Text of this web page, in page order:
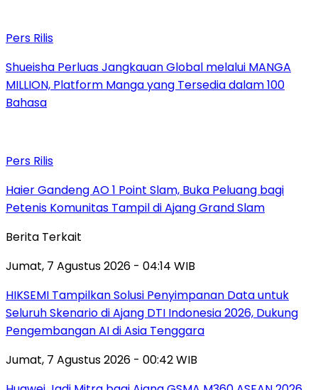
Pers Rilis
Shueisha Perluas Jangkauan Global melalui MANGA
MILLION, Platform Manga yang Tersedia dalam 100
Bahasa
Pers Rilis
Haier Gandeng AO 1 Point Slam, Buka Peluang bagi
Petenis Komunitas Tampil di Ajang Grand Slam
Berita Terkait
Jumat, 7 Agustus 2026 - 04:14 WIB
HIKSEMI Tampilkan Solusi Penyimpanan Data untuk
Seluruh Skenario di Ajang DTI Indonesia 2026, Dukung
Pengembangan AI di Asia Tenggara
Jumat, 7 Agustus 2026 - 00:42 WIB